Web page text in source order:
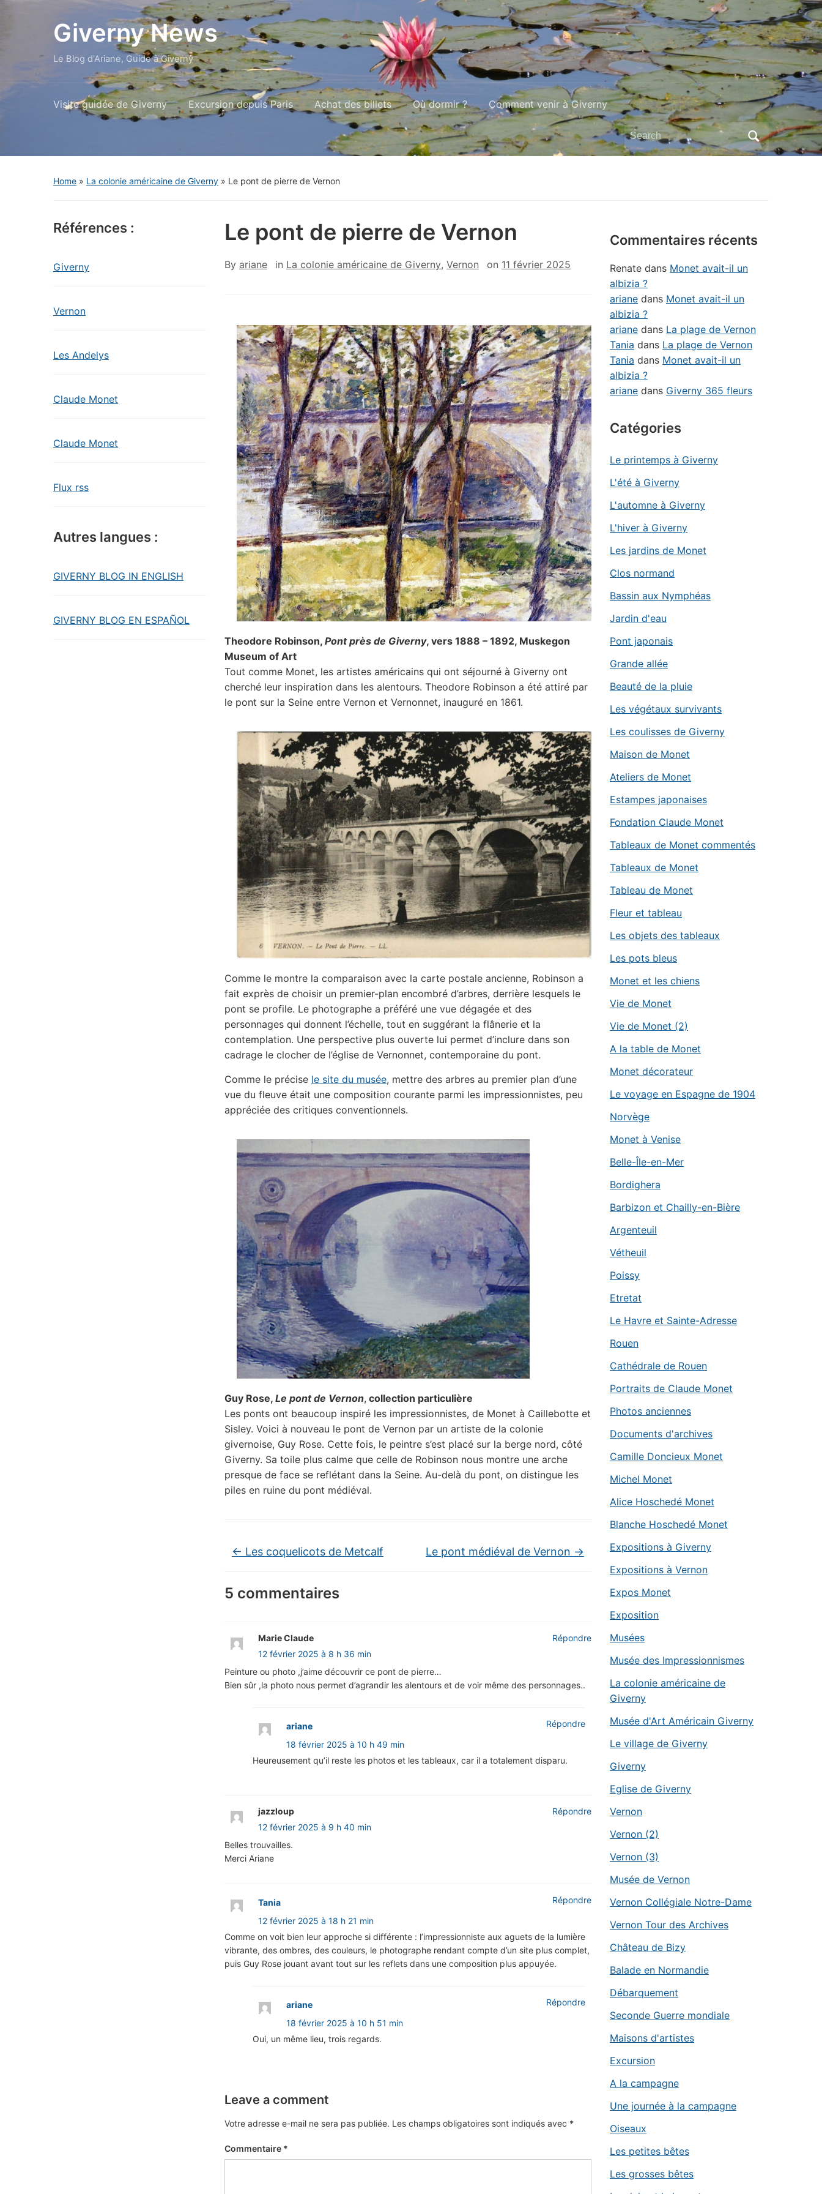
Giverny News
Le Blog d'Ariane, Guide à Giverny
Visite guidée de Giverny Excursion depuis Paris Achat des billets Où dormir ? Comment venir à Giverny
Search
for:
Home » La colonie américaine de Giverny » Le pont de pierre de Vernon
Références :
Giverny
Vernon
Les Andelys
Claude Monet
Claude Monet
Flux rss
Autres langues :
GIVERNY BLOG IN ENGLISH
GIVERNY BLOG EN ESPAÑOL
Le pont de pierre de Vernon
By ariane in La colonie américaine de Giverny, Vernon on 11 février 2025
Theodore Robinson, Pont près de Giverny, vers 1888 – 1892, Muskegon
Museum of Art
Tout comme Monet, les artistes américains qui ont séjourné à Giverny ont
cherché leur inspiration dans les alentours. Theodore Robinson a été attiré par
le pont sur la Seine entre Vernon et Vernonnet, inauguré en 1861.
Comme le montre la comparaison avec la carte postale ancienne, Robinson a
fait exprès de choisir un premier-plan encombré d’arbres, derrière lesquels le
pont se profile. Le photographe a préféré une vue dégagée et des
personnages qui donnent l’échelle, tout en suggérant la flânerie et la
contemplation. Une perspective plus ouverte lui permet d’inclure dans son
cadrage le clocher de l’église de Vernonnet, contemporaine du pont.
Comme le précise le site du musée, mettre des arbres au premier plan d’une
vue du fleuve était une composition courante parmi les impressionnistes, peu
appréciée des critiques conventionnels.
Guy Rose, Le pont de Vernon, collection particulière
Les ponts ont beaucoup inspiré les impressionnistes, de Monet à Caillebotte et
Sisley. Voici à nouveau le pont de Vernon par un artiste de la colonie
givernoise, Guy Rose. Cette fois, le peintre s’est placé sur la berge nord, côté
Giverny. Sa toile plus calme que celle de Robinson nous montre une arche
presque de face se reflétant dans la Seine. Au-delà du pont, on distingue les
piles en ruine du pont médiéval.
← Les coquelicots de Metcalf Le pont médiéval de Vernon →
5 commentaires
Marie Claude
12 février 2025 à 8 h 36 min
Peinture ou photo ,j’aime découvrir ce pont de pierre…
Bien sûr ,la photo nous permet d’agrandir les alentours et de voir même des personnages..
Répondre
ariane
18 février 2025 à 10 h 49 min
Heureusement qu’il reste les photos et les tableaux, car il a totalement disparu.
Répondre
jazzloup
12 février 2025 à 9 h 40 min
Belles trouvailles.
Merci Ariane
Répondre
Tania
12 février 2025 à 18 h 21 min
Comme on voit bien leur approche si différente : l’impressionniste aux aguets de la lumière
vibrante, des ombres, des couleurs, le photographe rendant compte d’un site plus complet,
puis Guy Rose jouant avant tout sur les reflets dans une composition plus appuyée.
Répondre
ariane
18 février 2025 à 10 h 51 min
Oui, un même lieu, trois regards.
Répondre
Leave a comment
Votre adresse e-mail ne sera pas publiée. Les champs obligatoires sont indiqués avec *
Commentaire *
Commentaires récents
Renate dans Monet avait-il un
albizia ?
ariane dans Monet avait-il un
albizia ?
ariane dans La plage de Vernon
Tania dans La plage de Vernon
Tania dans Monet avait-il un
albizia ?
ariane dans Giverny 365 fleurs
Catégories
Le printemps à Giverny
L'été à Giverny
L'automne à Giverny
L'hiver à Giverny
Les jardins de Monet
Clos normand
Bassin aux Nymphéas
Jardin d'eau
Pont japonais
Grande allée
Beauté de la pluie
Les végétaux survivants
Les coulisses de Giverny
Maison de Monet
Ateliers de Monet
Estampes japonaises
Fondation Claude Monet
Tableaux de Monet commentés
Tableaux de Monet
Tableau de Monet
Fleur et tableau
Les objets des tableaux
Les pots bleus
Monet et les chiens
Vie de Monet
Vie de Monet (2)
A la table de Monet
Monet décorateur
Le voyage en Espagne de 1904
Norvège
Monet à Venise
Belle-Île-en-Mer
Bordighera
Barbizon et Chailly-en-Bière
Argenteuil
Vétheuil
Poissy
Etretat
Le Havre et Sainte-Adresse
Rouen
Cathédrale de Rouen
Portraits de Claude Monet
Photos anciennes
Documents d'archives
Camille Doncieux Monet
Michel Monet
Alice Hoschedé Monet
Blanche Hoschedé Monet
Expositions à Giverny
Expositions à Vernon
Expos Monet
Exposition
Musées
Musée des Impressionnismes
La colonie américaine de
Giverny
Musée d'Art Américain Giverny
Le village de Giverny
Giverny
Eglise de Giverny
Vernon
Vernon (2)
Vernon (3)
Musée de Vernon
Vernon Collégiale Notre-Dame
Vernon Tour des Archives
Château de Bizy
Balade en Normandie
Débarquement
Seconde Guerre mondiale
Maisons d'artistes
Excursion
A la campagne
Une journée à la campagne
Oiseaux
Les petites bêtes
Les grosses bêtes